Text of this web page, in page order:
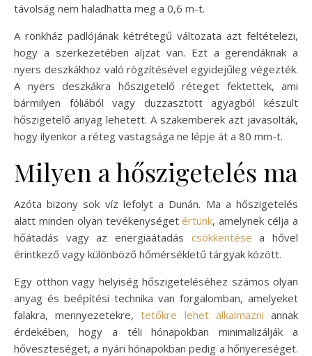
távolság nem haladhatta meg a 0,6 m-t.
A rönkház padlójának kétrétegű változata azt feltételezi,
hogy a szerkezetében aljzat van. Ezt a gerendáknak a
nyers deszkákhoz való rögzítésével egyidejűleg végezték.
A nyers deszkákra hőszigetelő réteget fektettek, ami
bármilyen fóliából vagy duzzasztott agyagból készült
hőszigetelő anyag lehetett. A szakemberek azt javasolták,
hogy ilyenkor a réteg vastagsága ne lépje át a 80 mm-t.
Milyen a hőszigetelés ma
Azóta bizony sok víz lefolyt a Dunán. Ma a hőszigetelés
alatt minden olyan tevékenységetértünk, amelynek célja a
hőátadás vagy az energiaátadás csökkentése a hővel
érintkező vagy különböző hőmérsékletű tárgyak között.
Egy otthon vagy helyiség hőszigeteléséhez számos olyan
anyag és beépítési technika van forgalomban, amelyeket
falakra, mennyezetekre,tetőkre lehet alkalmazni annak
érdekében, hogy a téli hónapokban minimalizálják a
hőveszteséget, a nyári hónapokban pedig a hőnyereséget.